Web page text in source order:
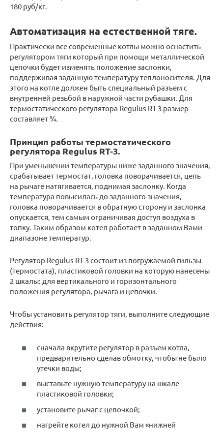
180 руб/кг.
Автоматизация на естественной тяге.
Практически все современные котлы можно оснастить
регулятором тяги который при помощи металлической
цепочки будет изменять положение заслонки,
поддерживая заданную температуру теплоносителя. Для
этого на котле должен быть специальный разъем с
внутренней резьбой в наружной части рубашки. Для
термостатического регулятора Regulus RT-3 размер
составляет ¾.
Принцип работы термостатического
регулятора Regulus RT-3.
При уменьшении температуры ниже заданного значения,
срабатывает термостат, головка поворачивается, цепь
на рычаге натягивается, поднимая заслонку. Когда
температура повысилась до заданного значения,
головка поворачивается в обратную сторону и заслонка
опускается, тем самым ограничивая доступ воздуха в
топку. Таким образом котел работает в заданном Вами
диапазоне температур.
Регулятор Regulus RT-3 состоит из погружаемой гильзы
(термостата), пластиковой головки на которую нанесены
2 шкалы: для вертикального и горизонтального
положения регулятора, рычага и цепочки.
Чтобы установить регулятор тяги, выполните следующие
действия:
сначала вкрутите регулятор в разъем котла,
предварительно сделав обмотку, чтобы не было
утечки воды;
выставьте нужную температуру на шкале
пластиковой головки;
установите рычаг с цепочкой;
нагрейте котел до нужной Вам «нижней